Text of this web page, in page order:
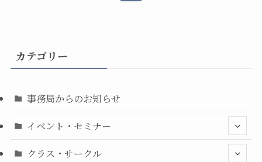
カテゴリー
事務局からのお知らせ
イベント・セミナー
クラス・サークル